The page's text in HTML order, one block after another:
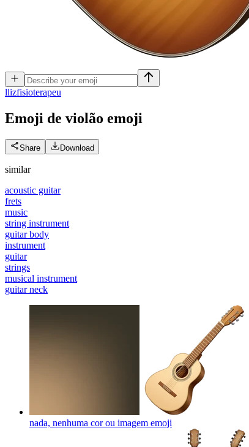
llizfisioterapeu
Emoji de violão emoji
Share Download
similar
acoustic guitar
frets
music
string instrument
guitar body
instrument
guitar
strings
musical instrument
guitar neck
nada, nenhuma cor ou imagem emoji